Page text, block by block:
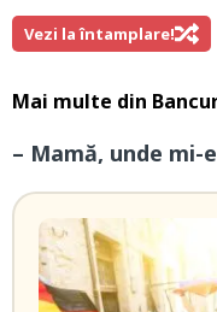
Vezi la întamplare!
Mai multe din
– Mamă, unde mi-